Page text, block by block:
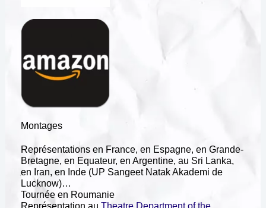
Montages
Représentations en France, en Espagne, en Grande-
Bretagne, en Equateur, en Argentine, au Sri Lanka,
en Iran, en Inde (UP Sangeet Natak Akademi de
Lucknow)…
Tournée en Roumanie
Représentation au Theatre Department of the